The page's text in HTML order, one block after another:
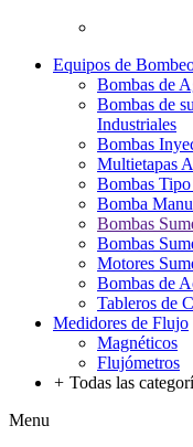
Equipos de
Bombas de
Bombas de
Industriales
Bombas
Multietapas
Bombas
Bomba
Bombas
Bombas
Motores
Bombas de
Tableros de
Medidores de Flujo
Magnéticos
Flujómetros
+ Todas las
Menu